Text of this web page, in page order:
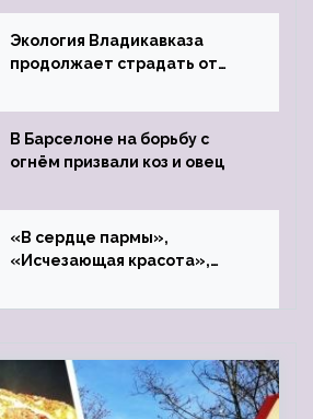
Экология Владикавказа
продолжает страдать от
В Барселоне на борьбу с
огнём призвали коз и овец
«В сердце пармы»,
«Исчезающая красота»,